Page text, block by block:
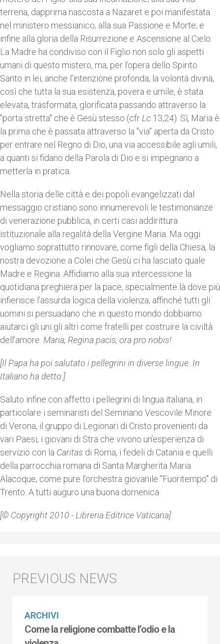
terrena, dapprima nascosta a Nazaret e poi manifestata
nel ministero messianico; alla sua Passione e Morte; e
infine alla gloria della Risurrezione e Ascensione al Cielo.
La Madre ha condiviso con il Figlio non solo gli aspetti
umani di questo mistero, ma, per l’opera dello Spirito
Santo in lei, anche l’intenzione profonda, la volontà divina,
così che tutta la sua esistenza, povera e umile, è stata
elevata, trasformata, glorificata passando attraverso la
"porta stretta" che è Gesù stesso (cfr Lc 13,24). Sì, Maria è
la prima che è passata attraverso la "via" aperta da Cristo
per entrare nel Regno di Dio, una via accessibile agli umili,
a quanti si fidano della Parola di Dio e si impegnano a
metterla in pratica.
Nella storia delle città e dei popoli evangelizzati dal
messaggio cristiano sono innumerevoli le testimonianze
di venerazione pubblica, in certi casi addirittura
istituzionale alla regalità della Vergine Maria. Ma oggi
vogliamo soprattutto rinnovare, come figli della Chiesa, la
nostra devozione a Colei che Gesù ci ha lasciato quale
Madre e Regina. Affidiamo alla sua intercessione la
quotidiana preghiera per la pace, specialmente là dove più
infierisce l’assurda logica della violenza; affinché tutti gli
uomini si persuadano che in questo mondo dobbiamo
aiutarci gli uni gli altri come fratelli per costruire la civiltà
dell’amore. Maria, Regina pacis, ora pro nobis!
[Il Papa ha poi salutato i pellegrini in diverse lingue. In
Italiano ha detto:]
Saluto infine con affetto i pellegrini di lingua italiana, in
particolare i seminaristi del Seminario Vescovile Minore
di Verona, il gruppo di Legionari di Cristo provenienti da
vari Paesi, i giovani di Stra che vivono un’esperienza di
servizio con la Caritas di Roma, i fedeli di Catania e quelli
della parrocchia romana di Santa Margherita Maria
Alacoque, come pure l’orchestra giovanile "Fuoritempo" di
Trento. A tutti auguro una buona domenica.
[© Copyright 2010 - Libreria Editrice Vaticana]
ARCHIVI
Come la religione combatte l’odio e la